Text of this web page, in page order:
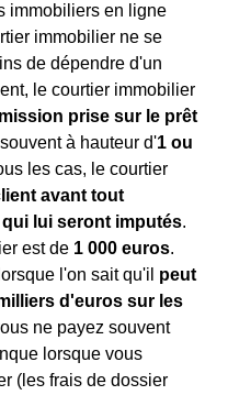
immobiliers en ligne
immobilier ne se
de dépendre d'un
le courtier immobilier
prise sur le prêt
à hauteur d'1 ou
les cas, le courtier
avant tout
lui seront imputés.
est de 1 000 euros.
lorsque l'on sait qu'il peut
d'euros sur les
ne payez souvent
lorsque vous
(les frais de dossier